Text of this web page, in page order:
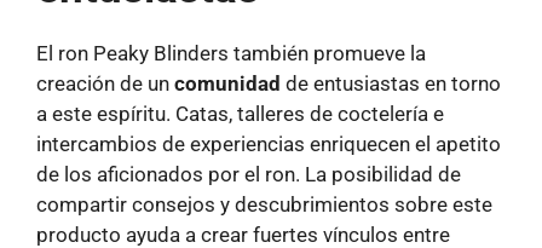
El ron Peaky Blinders también promueve la
creación de un comunidad de entusiastas en torno
a este espíritu. Catas, talleres de coctelería e
intercambios de experiencias enriquecen el apetito
de los aficionados por el ron. La posibilidad de
compartir consejos y descubrimientos sobre este
producto ayuda a crear fuertes vínculos entre